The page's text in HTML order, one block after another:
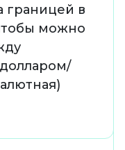
границей в
можно